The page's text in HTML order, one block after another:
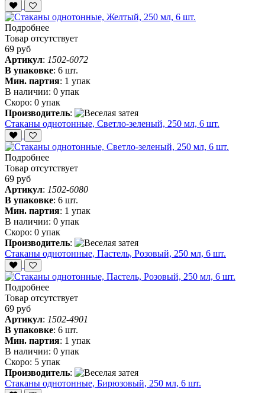
Подробнее
Товар отсутствует
69 руб
Артикул: 1502-6072
В упаковке: 6 шт.
Мин. партия: 1 упак
В наличии: 0 упак
Скоро: 0 упак
Производитель:
Стаканы однотонные, Cветло-зеленый, 250 мл, 6 шт.
Подробнее
Товар отсутствует
69 руб
Артикул: 1502-6080
В упаковке: 6 шт.
Мин. партия: 1 упак
В наличии: 0 упак
Скоро: 0 упак
Производитель:
Стаканы однотонные, Пастель, Розовый, 250 мл, 6 шт.
Подробнее
Товар отсутствует
69 руб
Артикул: 1502-4901
В упаковке: 6 шт.
Мин. партия: 1 упак
В наличии: 0 упак
Скоро: 5 упак
Производитель:
Стаканы однотонные, Бирюзовый, 250 мл, 6 шт.